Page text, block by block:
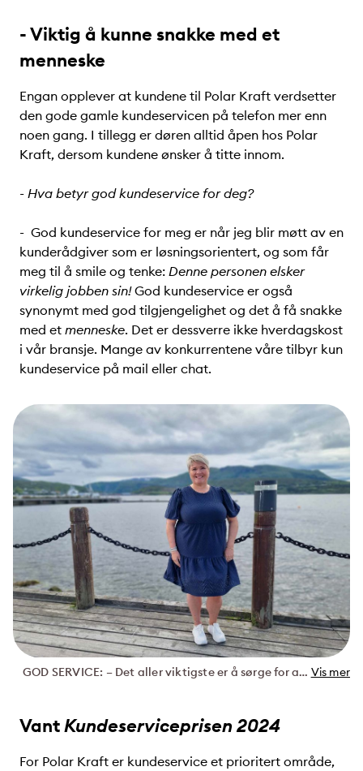
- Viktig å kunne snakke med et
menneske
Engan opplever at kundene til Polar Kraft verdsetter
den gode gamle kundeservicen på telefon mer enn
noen gang. I tillegg er døren alltid åpen hos Polar
Kraft, dersom kundene ønsker å titte innom.
- Hva betyr god kundeservice for deg?
- God kundeservice for meg er når jeg blir møtt av en
kunderådgiver som er løsningsorientert, og som får
meg til å smile og tenke: Denne personen elsker
virkelig jobben sin!God kundeservice er også
synonymt med god tilgjengelighet og det å få snakke
med et menneske. Det er dessverre ikke hverdagskost
i vår bransje. Mange av konkurrentene våre tilbyr kun
kundeservice på mail eller chat.
GOD SERVICE: – Det aller viktigste er å sørge for at kundene våre føler seg sett og hørt, sier kundesjef Linda Engan om god kundeservice. Kundesenteret til Polar Kraft vil være bemannet gjennom hele sommeren. Vis mer
VantKundeserviceprisen 2024
For Polar Kraft er kundeservice et prioritert område,